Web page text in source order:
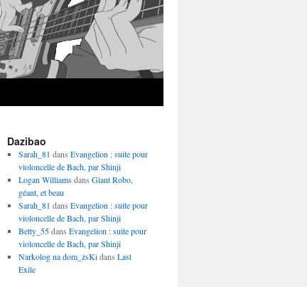
Dazibao
Sarah_81 dans Evangelion : suite pour
violoncelle de Bach, par Shinji
Logan Williamsdans Giant Robo,
géant, et beau
Sarah_81 dans Evangelion : suite pour
violoncelle de Bach, par Shinji
Betty_55dans Evangelion : suite pour
violoncelle de Bach, par Shinji
Narkolog na dom_zsKidans Last
Exile